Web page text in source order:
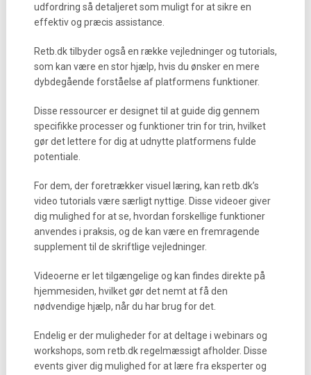
udfordring så detaljeret som muligt for at sikre en
effektiv og præcis assistance.
Retb.dk tilbyder også en række vejledninger og tutorials,
som kan være en stor hjælp, hvis du ønsker en mere
dybdegående forståelse af platformens funktioner.
Disse ressourcer er designet til at guide dig gennem
specifikke processer og funktioner trin for trin, hvilket
gør det lettere for dig at udnytte platformens fulde
potentiale.
For dem, der foretrækker visuel læring, kan retb.dk’s
video tutorials være særligt nyttige. Disse videoer giver
dig mulighed for at se, hvordan forskellige funktioner
anvendes i praksis, og de kan være en fremragende
supplement til de skriftlige vejledninger.
Videoerne er let tilgængelige og kan findes direkte på
hjemmesiden, hvilket gør det nemt at få den
nødvendige hjælp, når du har brug for det.
Endelig er der muligheder for at deltage i webinars og
workshops, som retb.dk regelmæssigt afholder. Disse
events giver dig mulighed for at lære fra eksperter og